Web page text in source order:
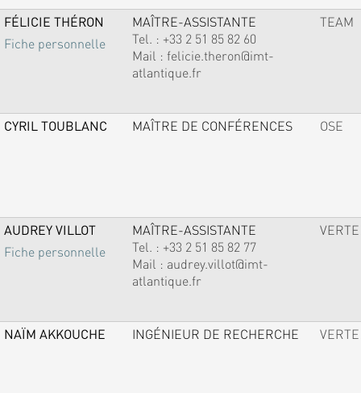
FÉLICIE THÉRON
Fiche personnelle
MAÎTRE-ASSISTANTE
Tel. : +33 2 51 85 82 60
Mail : felicie.theron@imt-
atlantique.fr
TEAM
CYRIL TOUBLANC MAÎTRE DE CONFÉRENCES OSE
AUDREY VILLOT
Fiche personnelle
MAÎTRE-ASSISTANTE
Tel. : +33 2 51 85 82 77
Mail : audrey.villot@imt-
atlantique.fr
VERTE
NAÏM AKKOUCHE INGÉNIEUR DE RECHERCHE VERTE